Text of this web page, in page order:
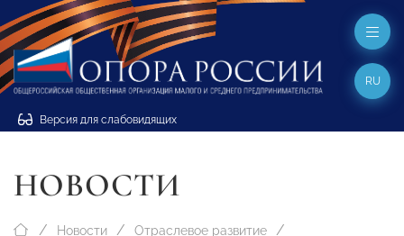
Версия для слабовидящих
RU
НОВОСТИ
Новости Отраслевое развитие